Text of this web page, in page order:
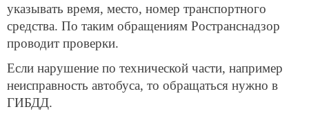
указывать время, место, номер транспортного
средства. По таким обращениям Ространснадзор
проводит проверки.
Если нарушение по технической части, например
неисправность автобуса, то обращаться нужно в
ГИБДД.